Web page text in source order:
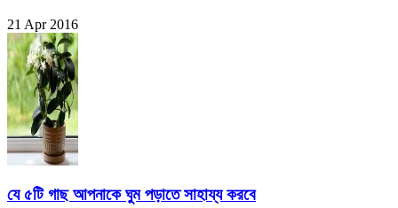
21 Apr 2016
যে ৫টি গাছ আপনাকে ঘুম পড়াতে সাহায্য করবে